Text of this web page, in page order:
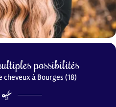
possibilités
cheveux à Bourges (18)